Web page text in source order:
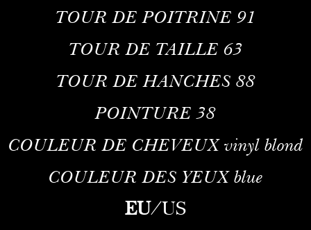
TOUR DE POITRINE 91
TOUR DE TAILLE 63
TOUR DE HANCHES 88
POINTURE 38
COULEUR DE CHEVEUXvinyl blond
COULEUR DES YEUXblue
EU/US